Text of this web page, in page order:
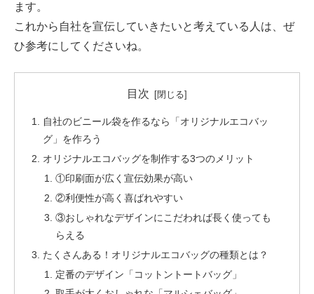
ます。
これから自社を宣伝していきたいと考えている人は、ぜ
ひ参考にしてくださいね。
目次
自社のビニール袋を作るなら「オリジナルエコバッ
グ」を作ろう
オリジナルエコバッグを制作する3つのメリット
①印刷面が広く宣伝効果が高い
②利便性が高く喜ばれやすい
③おしゃれなデザインにこだわれば長く使っても
らえる
たくさんある！オリジナルエコバッグの種類とは？
定番のデザイン「コットントートバッグ」